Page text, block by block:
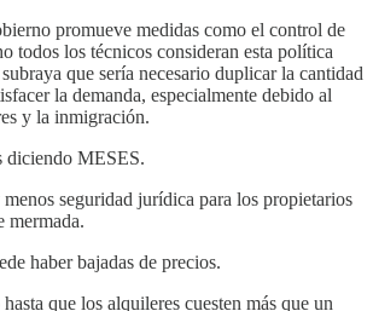
promueve medidas como el control de
todos los técnicos consideran esta política
que sería necesario duplicar la cantidad
la demanda, especialmente debido al
y la inmigración.
diciendo MESES.
seguridad jurídica para los propietarios
mermada.
haber bajadas de precios.
que los alquileres cuesten más que un